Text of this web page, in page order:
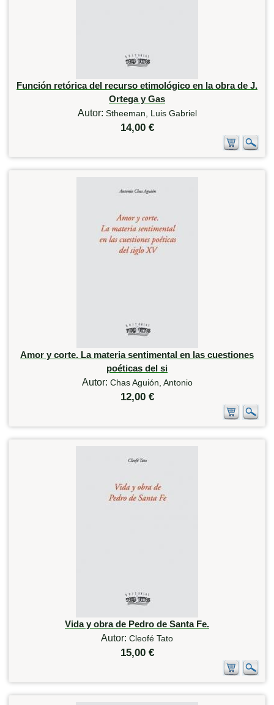
Función retórica del recurso etimológico en la obra de J.
Ortega y Gas
Autor: Stheeman, Luis Gabriel
14,00 €
Amor y corte. La materia sentimental en las cuestiones
poéticas del si
Autor: Chas Aguión, Antonio
12,00 €
Vida y obra de Pedro de Santa Fe.
Autor: Cleofé Tato
15,00 €